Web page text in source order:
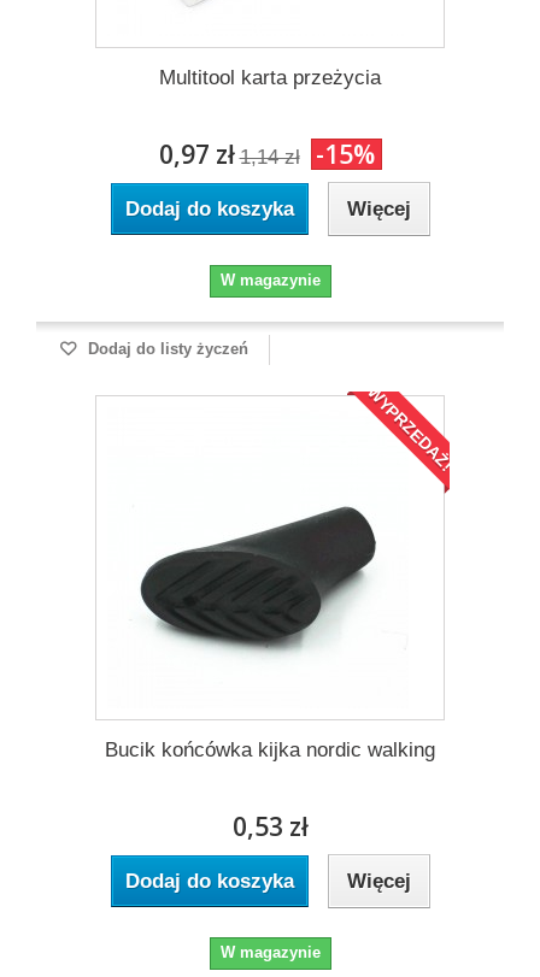
Multitool karta przeżycia
0,97 zł 1,14 zł -15%
Dodaj do koszyka Więcej
W magazynie
Dodaj do listy życzeń
WYPRZEDAŻ!
Bucik końcówka kijka nordic walking
0,53 zł
Dodaj do koszyka Więcej
W magazynie